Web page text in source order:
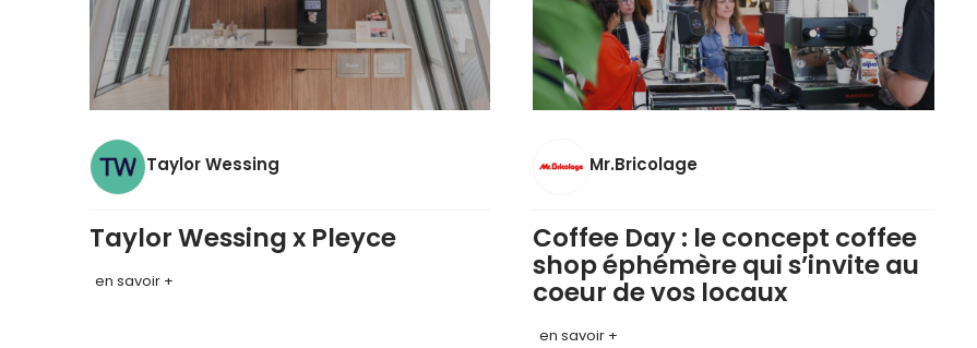
Taylor Wessing
Taylor Wessing x Pleyce
en savoir +
Mr.Bricolage
Coffee Day : le concept coffee
shop éphémère qui s’invite au
coeur de vos locaux
en savoir +